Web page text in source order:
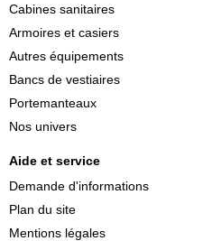
Cabines sanitaires
Armoires et casiers
Autres équipements
Bancs de vestiaires
Portemanteaux
Nos univers
Aide et service
Demande d'informations
Plan du site
Mentions légales